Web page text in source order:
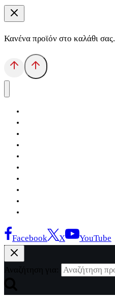
Κανένα προϊόν στο καλάθι σας.
Facebook X YouTube